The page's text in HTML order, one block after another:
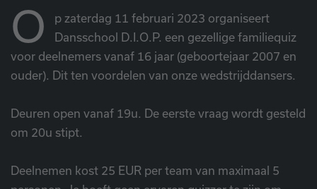
O
p zaterdag 11 februari 2023 organiseert
Dansschool D.I.O.P. een gezellige familiequiz
voor deelnemers vanaf 16 jaar (geboortejaar 2007 en
ouder). Dit ten voordelen van onze wedstrijddansers.
Deuren open vanaf 19u. De eerste vraag wordt gesteld
om 20u stipt.
Deelnemen kost 25 EUR per team van maximaal 5